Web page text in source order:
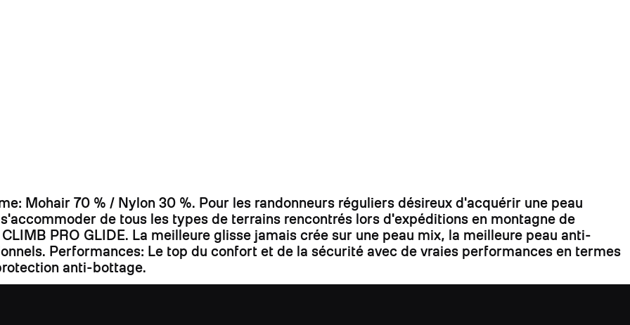
Mohair 70 % / Nylon 30 %. Pour les randonneurs réguliers désireux d'acquérir une peau
de tous les types de terrains rencontrés lors d'expéditions en montagne de
PRO GLIDE. La meilleure glisse jamais crée sur une peau mix, la meilleure peau anti-
Performances: Le top du confort et de la sécurité avec de vraies performances en termes
anti-bottage.